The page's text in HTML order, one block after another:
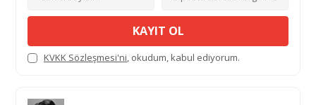
KAYIT OL
KVKK Sözleşmesi'ni, okudum, kabul ediyorum.